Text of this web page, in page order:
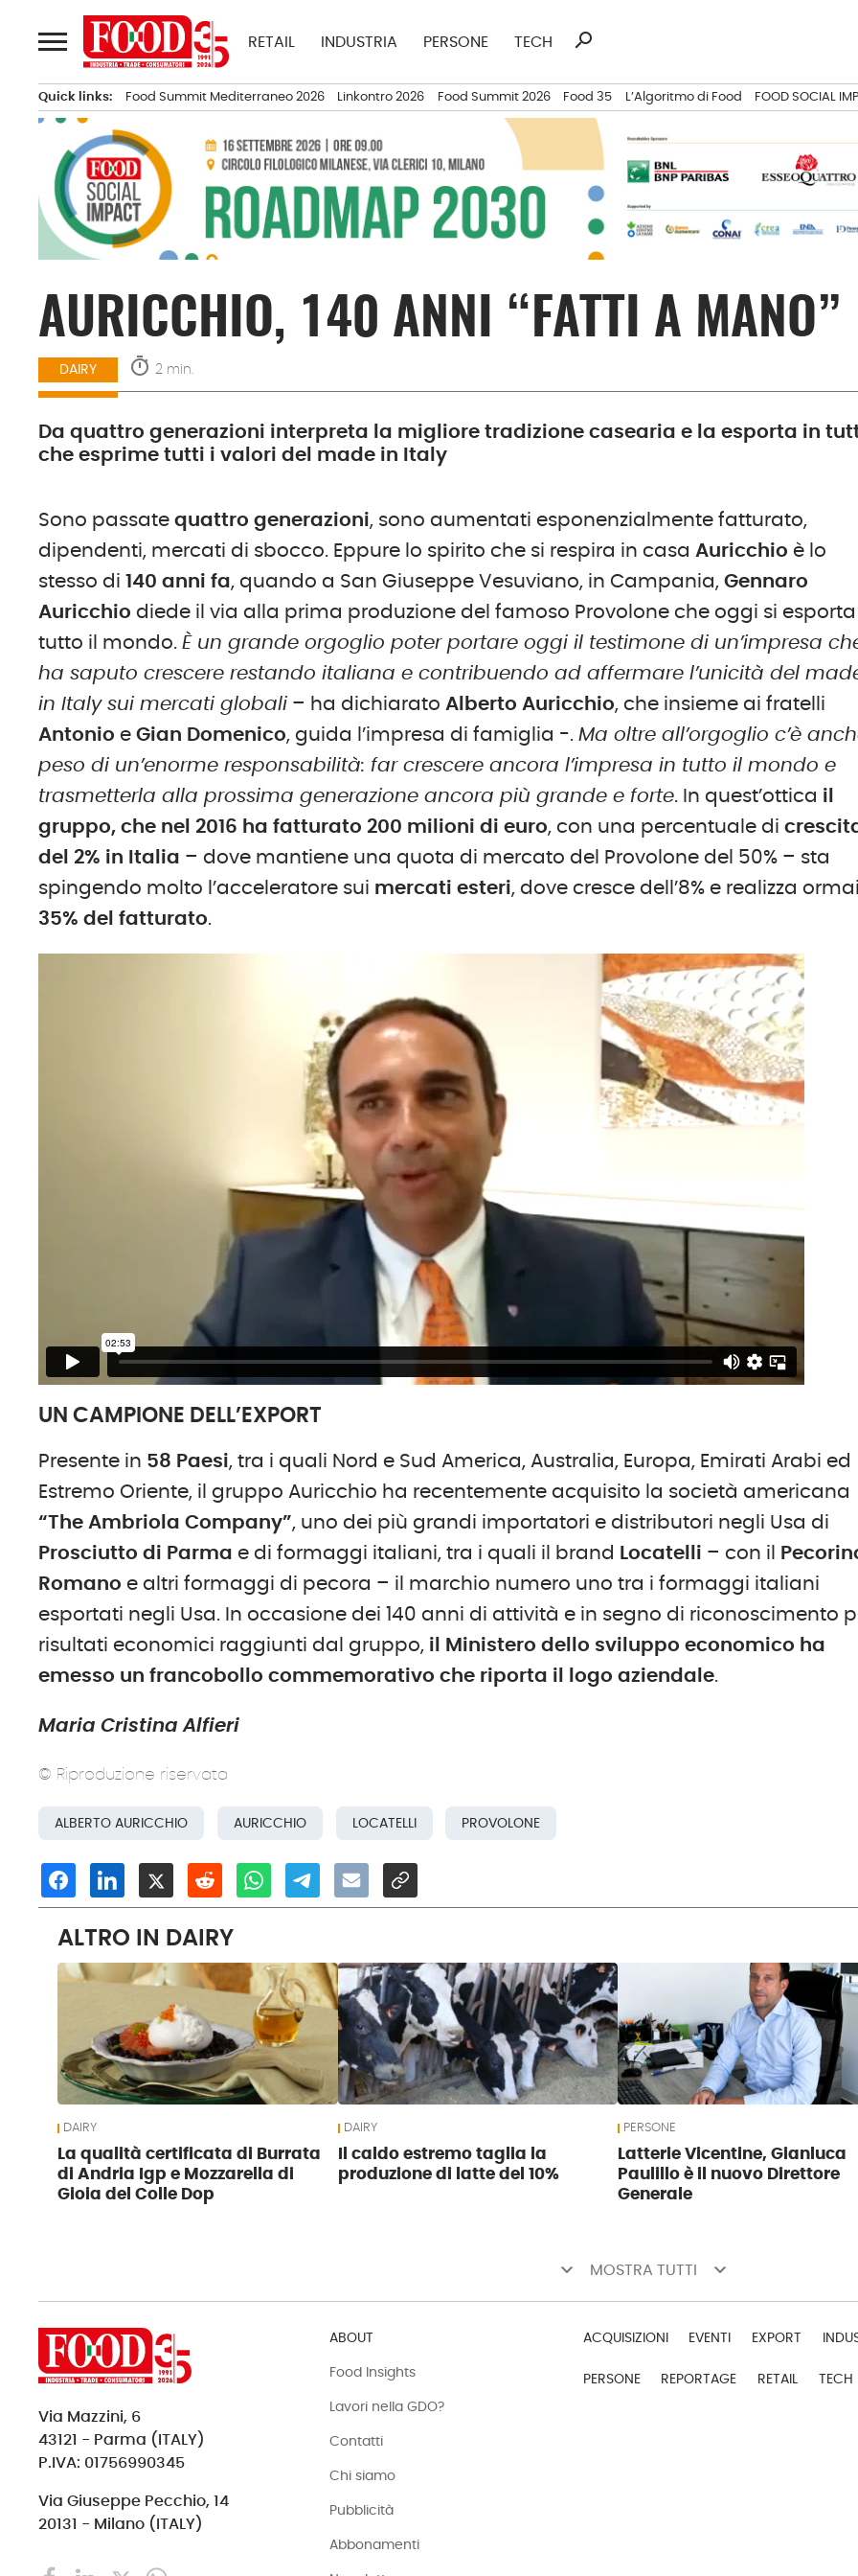
al
contenuto
RETAIL INDUSTRIA PERSONE TECH
Ricerca
search
Quick links: Food Summit Mediterraneo 2026 Linkontro 2026 Food Summit 2026 Food 35 L’Algoritmo di Food FOOD SOCIAL
AURICCHIO, 140 ANNI “FATTI A MANO”
DAIRY timer 2 min.
Da quattro generazioni interpreta la migliore tradizione casearia e la esporta in
che esprime tutti i valori del made in Italy
Sono passatequattro generazioni, sono aumentati esponenzialmente fatturato,
dipendenti, mercati di sbocco. Eppure lo spirito che si respira in casa Auricchio è lo
stesso di140 anni fa, quando a San Giuseppe Vesuviano, in Campania,Gennaro
Auricchio diede il via alla prima produzione del famoso Provolone che oggi si esporta
tutto il mondo.È un grande orgoglio poter portare oggi il testimone di un’impresa
ha saputo crescere restando italiana e contribuendo ad affermare l’unicità del
in Italy sui mercati globali – ha dichiarato Alberto Auricchio, che insieme ai fratelli
Antonio eGian Domenico, guida l’impresa di famiglia -.Ma oltre all’orgoglio c’è
peso di un’enorme responsabilità: far crescere ancora l’impresa in tutto il mondo e
trasmetterla alla prossima generazione ancora più grande e forte. In quest’ottica il
gruppo, che nel 2016 ha fatturato 200 milioni di euro, con una percentuale di
del 2% in Italia – dove mantiene una quota di mercato del Provolone del 50% – sta
spingendo molto l’acceleratore sui mercati esteri, dove cresce dell’8% e realizza ormai
35% del fatturato.
UN CAMPIONE DELL’EXPORT
Presente in 58 Paesi, tra i quali Nord e Sud America, Australia, Europa, Emirati Arabi ed
Estremo Oriente, il gruppo Auricchio ha recentemente acquisito la società americana
“The Ambriola Company”, uno dei più grandi importatori e distributori negli Usa di
Prosciutto di Parma e di formaggi italiani, tra i quali il brand Locatelli – con il
Romano e altri formaggi di pecora – il marchio numero uno tra i formaggi italiani
esportati negli Usa. In occasione dei 140 anni di attività e in segno di riconoscimento
risultati economici raggiunti dal gruppo, il Ministero dello sviluppo economico ha
emesso un francobollo commemorativo che riporta il logo aziendale.
Maria Cristina Alfieri
© Riproduzione riservata
ALBERTO AURICCHIO AURICCHIO LOCATELLI PROVOLONE
ALTRO IN DAIRY
DAIRY
La qualità certificata di Burrata
di Andria Igp e Mozzarella di
Gioia del Colle Dop
DAIRY
Il caldo estremo taglia la
produzione di latte del 10%
PERSONE
Latterie Vicentine, Gianluca
Paulillo è il nuovo Direttore
Generale
keyboard_arrow_down MOSTRA TUTTI keyboard_arrow_down
Via Mazzini, 6
43121 - Parma (ITALY)
P.IVA: 01756990345
Via Giuseppe Pecchio, 14
20131 - Milano (ITALY)
ABOUT
Food Insights
Lavori nella GDO?
Contatti
Chi siamo
Pubblicità
Abbonamenti
ACQUISIZIONI EVENTI EXPORT
PERSONE REPORTAGE RETAIL TECH